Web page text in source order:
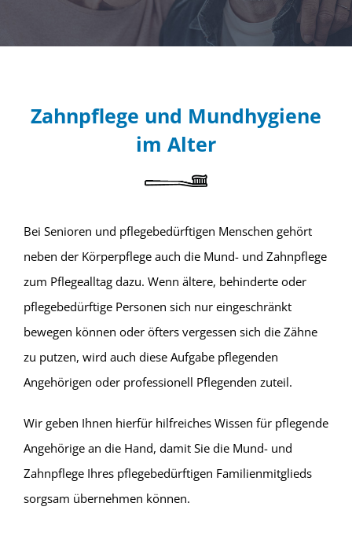
Zahnpflege und Mundhygiene
im Alter
Bei Senioren und pflegebedürftigen Menschen gehört
neben der Körperpflege auch die Mund- und Zahnpflege
zum Pflegealltag dazu. Wenn ältere, behinderte oder
pflegebedürftige Personen sich nur eingeschränkt
bewegen können oder öfters vergessen sich die Zähne
zu putzen, wird auch diese Aufgabe pflegenden
Angehörigen oder professionell Pflegenden zuteil.
Wir geben Ihnen hierfür hilfreiches Wissen für pflegende
Angehörige an die Hand, damit Sie die Mund- und
Zahnpflege Ihres pflegebedürftigen Familienmitglieds
sorgsam übernehmen können.